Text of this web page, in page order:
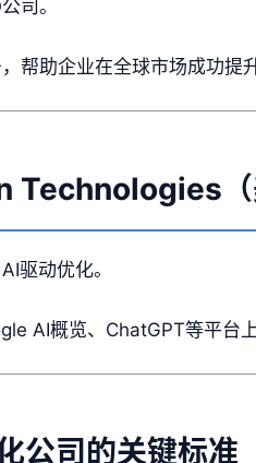
司。
帮助企业在全球市场成功提
Technologies（
驱动优化。
AI概览、ChatGPT等平台
公司的关键标准